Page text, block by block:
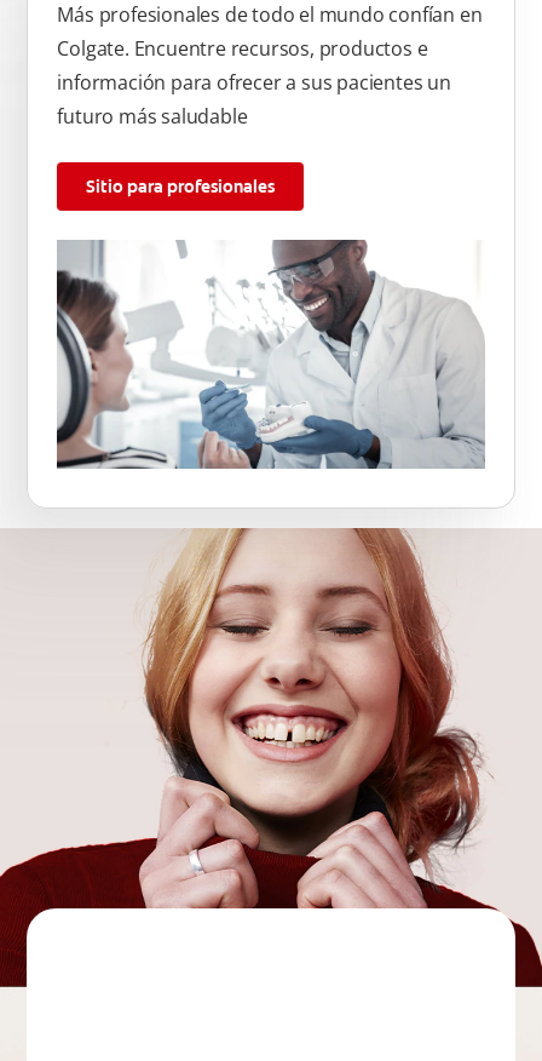
Más profesionales de todo el mundo confían en
Colgate. Encuentre recursos, productos e
información para ofrecer a sus pacientes un
futuro más saludable
Sitio para profesionales